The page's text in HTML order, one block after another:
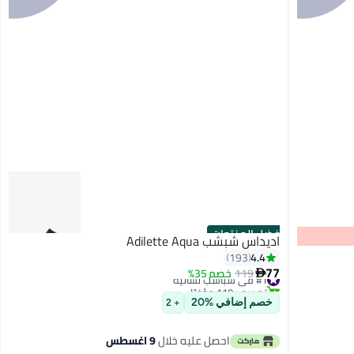
أفضل المنتجات
اديداس شبشب Adilette Aqua
4.4
193
77
119خصم 35% #1 في شباشب نسائية
تم بيع +110 مؤخرًا
#1 في شباشب نسائية
خصم إضافي %20 + 2
احصل عليه خلال9 اغسطس